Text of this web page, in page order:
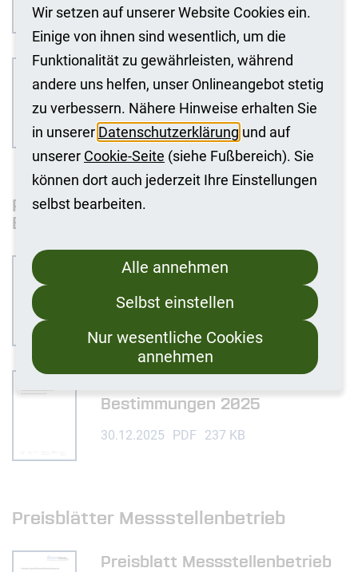
Preisblatt verbindlich Strom
2024
31.03.2025 PDF 174 KB
Preisblätter Ergänzende
Bestimmungen
Preisblatt Ergänzende
Preisblatt Ergänzende
Bestimmungen 2025
30.12.2025 PDF 237 KB
Preisblätter Messstellenbetrieb
Preisblatt Messstellenbetrieb
Wir setzen auf unserer Website Cookies ein.
Einige von ihnen sind wesentlich, um die
Funktionalität zu gewährleisten, während
andere uns helfen, unser Onlineangebot stetig
zu verbessern. Nähere Hinweise erhalten Sie
in unserer Datenschutzerklärung und auf
unserer Cookie-Seite (siehe Fußbereich). Sie
können dort auch jederzeit Ihre Einstellungen
selbst bearbeiten.
Alle annehmen
Selbst einstellen
Nur wesentliche Cookies
annehmen